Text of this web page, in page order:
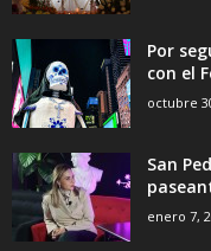
Por
con el
octubre
San
enero 7,